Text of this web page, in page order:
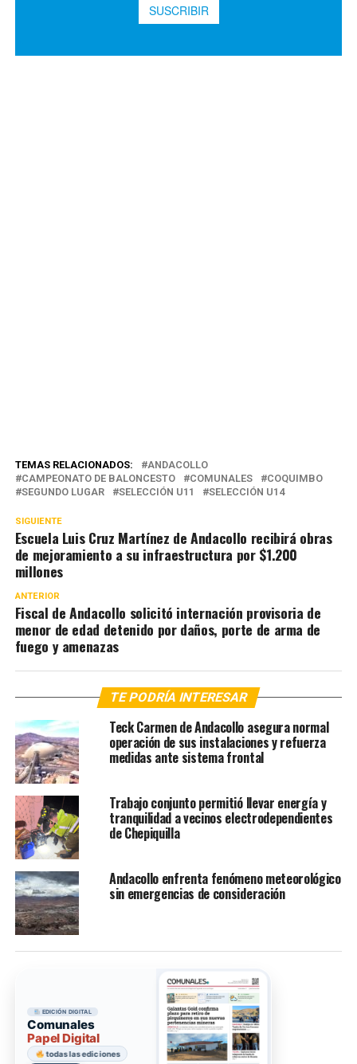
TEMAS RELACIONADOS:
ANDACOLLO
CAMPEONATO DE BALONCESTO
COMUNALES
COQUIMBO
SEGUNDO LUGAR
SELECCIÓN U11 SELECCIÓN U14
SIGUIENTE
Escuela Luis Cruz Martínez de Andacollo recibirá obras
de mejoramiento a su infraestructura por $1.200
millones
ANTERIOR
Fiscal de Andacollo solicitó internación provisoria de
menor de edad detenido por daños, porte de arma de
fuego y amenazas
TE PODRÍA INTERESAR
Teck Carmen de Andacollo asegura normal
operación de sus instalaciones y refuerza
medidas ante sistema frontal
Trabajo conjunto permitió llevar energía y
tranquilidad a vecinos electrodependientes
de Chepiquilla
Andacollo enfrenta fenómeno meteorológico
sin emergencias de consideración
EDICIÓN DIGITAL
Comunales
Papel Digital
todas las ediciones